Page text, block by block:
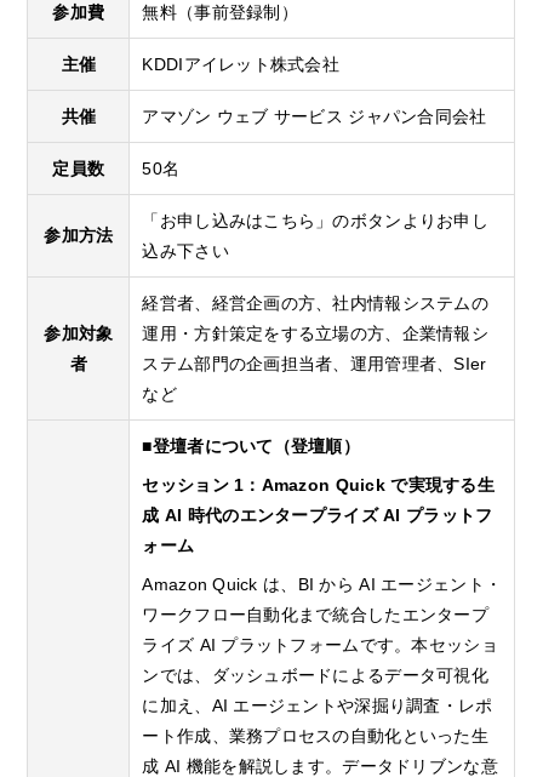
参加費 無料（事前登録制）
主催 KDDIアイレット株式会社
共催 アマゾン ウェブ サービス ジャパン合同会社
定員数 50名
参加方法
「お申し込みはこちら」のボタンよりお申し
込み下さい
参加対象
者
経営者、経営企画の方、社内情報システムの
運用・方針策定をする立場の方、企業情報シ
ステム部門の企画担当者、運用管理者、SIer
など
■登壇者について（登壇順）
セッション 1：Amazon Quick で実現する生
成 AI 時代のエンタープライズ AI プラットフ
ォーム
Amazon Quick は、BI から AI エージェント・
ワークフロー自動化まで統合したエンタープ
ライズ AI プラットフォームです。本セッショ
ンでは、ダッシュボードによるデータ可視化
に加え、AI エージェントや深掘り調査・レポ
ート作成、業務プロセスの自動化といった生
成 AI 機能を解説します。データドリブンな意